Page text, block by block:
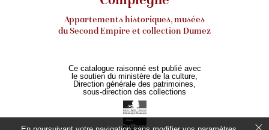
Appartements historiques, musées
du Second Empire et collection Dumez
Ce catalogue raisonné est publié avec
le soutien du ministère de la culture,
Direction générale des patrimoines,
sous-direction des collections